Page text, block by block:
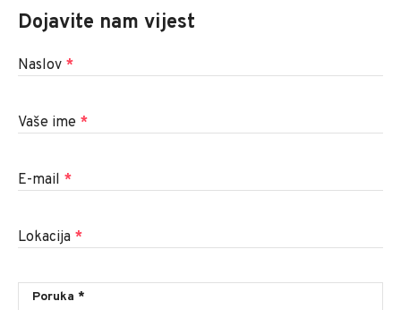
Dojavite nam vijest
Naslov *
Vaše ime *
E-mail *
Lokacija *